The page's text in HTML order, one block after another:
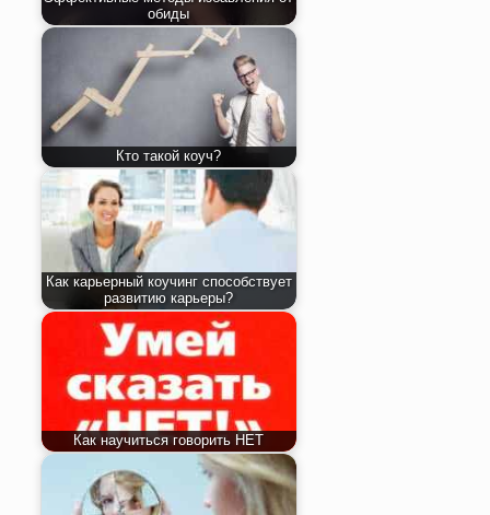
обиды
Кто такой коуч?
Как карьерный коучинг способствует
развитию карьеры?
Как научиться говорить НЕТ